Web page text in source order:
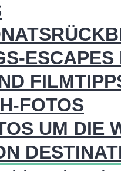
FOTOS
UM DIE